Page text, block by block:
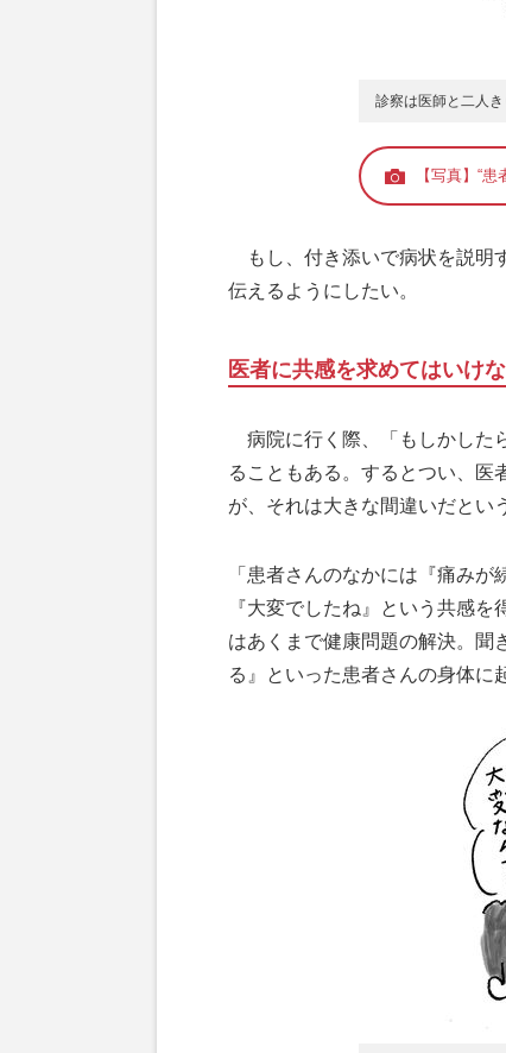
診察は医師と二人
【写真】“
もし、付き添いで病状を説明
伝えるようにしたい。
医者に共感を求めてはいけ
病院に行く際、「もしかした
ることもある。するとつい、医
が、それは大きな間違いだとい
「患者さんのなかには『痛み
『大変でしたね』という共感
はあくまで健康問題の解決。聞
る』といった患者さんの身体に